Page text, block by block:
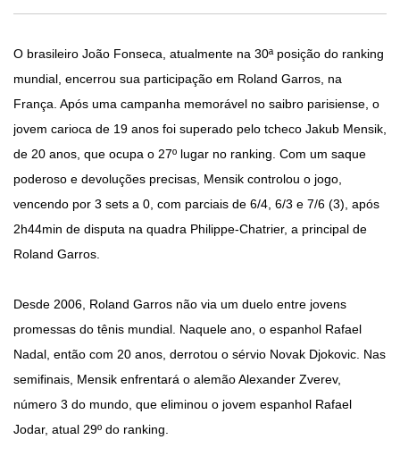
O brasileiro João Fonseca, atualmente na 30ª posição do ranking
mundial, encerrou sua participação em Roland Garros, na
França. Após uma campanha memorável no saibro parisiense, o
jovem carioca de 19 anos foi superado pelo tcheco Jakub Mensik,
de 20 anos, que ocupa o 27º lugar no ranking. Com um saque
poderoso e devoluções precisas, Mensik controlou o jogo,
vencendo por 3 sets a 0, com parciais de 6/4, 6/3 e 7/6 (3), após
2h44min de disputa na quadra Philippe-Chatrier, a principal de
Roland Garros.
Desde 2006, Roland Garros não via um duelo entre jovens
promessas do tênis mundial. Naquele ano, o espanhol Rafael
Nadal, então com 20 anos, derrotou o sérvio Novak Djokovic. Nas
semifinais, Mensik enfrentará o alemão Alexander Zverev,
número 3 do mundo, que eliminou o jovem espanhol Rafael
Jodar, atual 29º do ranking.